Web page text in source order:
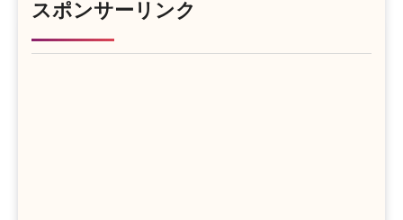
スポンサーリンク